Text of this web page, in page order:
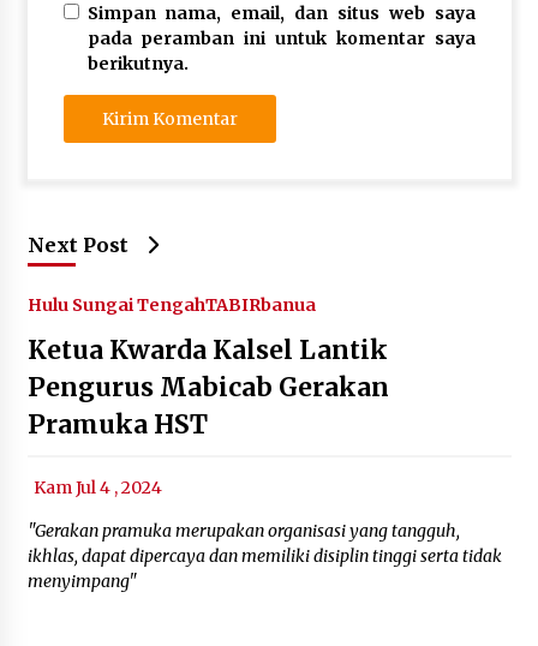
Simpan nama, email, dan situs web saya
pada peramban ini untuk komentar saya
berikutnya.
Next Post
Hulu Sungai TengahTABIRbanua
Ketua Kwarda Kalsel Lantik
Pengurus Mabicab Gerakan
Pramuka HST
Kam Jul 4 , 2024
"Gerakan pramuka merupakan organisasi yang tangguh,
ikhlas, dapat dipercaya dan memiliki disiplin tinggi serta tidak
menyimpang"